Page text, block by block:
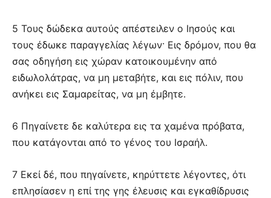
5 Τους δώδεκα αυτούς απέστειλεν ο Ιησούς και
τους έδωκε παραγγελίας λέγων· Εις δρόμον, που θα
σας οδηγήση εις χώραν κατοικουμένην από
ειδωλολάτρας, να μη μεταβήτε, και εις πόλιν, που
ανήκει εις Σαμαρείτας, να μη έμβητε.
6 Πηγαίνετε δε καλύτερα εις τα χαμένα πρόβατα,
που κατάγονται από το γένος του Ισραήλ.
7 Εκεί δέ, που πηγαίνετε, κηρύττετε λέγοντες, ότι
επλησίασεν η επί της γης έλευσις και εγκαθίδρυσις